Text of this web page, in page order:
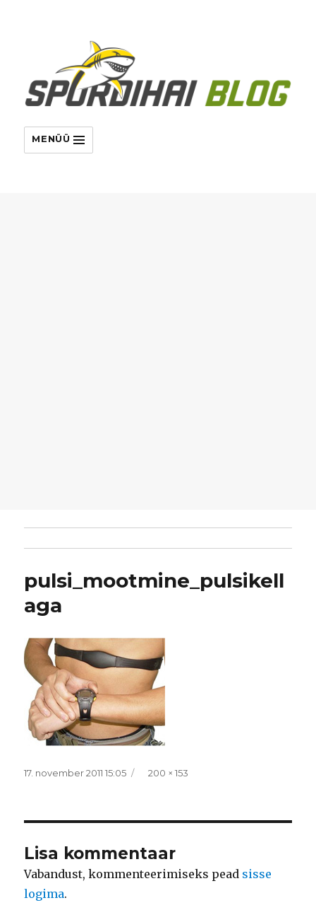
MENÜÜ
pulsi_mootmine_pulsikell
aga
Postitatud
17. november 2011 15:05 Täissuurus
200 × 153
Lisa kommentaar
Vabandust, kommenteerimiseks pead sisse
logima.